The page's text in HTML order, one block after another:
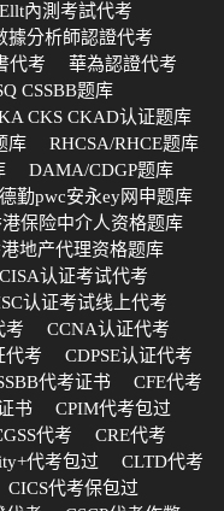
內測考試代考
據分析師認證代考
代考
華為認證代考
CSSBB题库
CKS CKAD认证题库
库
RHCSA/RHCE题库
DAMA/CDGP题库
勤pwc安永ey网申题库
保险中介人资格题库
地产代理资格题库
CISA认证考试代考
认证考试线上代考
考
CCNA认证代考
代考
CDPSE认证代考
代考证书
CFE代考
书
CPIM代考包过
代考
CRE代考
代考包过
CLTD代考
CICS代考保包过